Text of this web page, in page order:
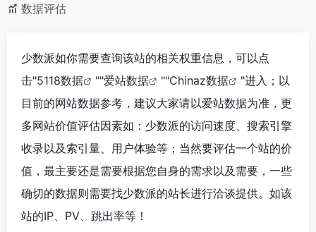
数据评估
少数派如你需要查询该站的相关权重信息，可以点
击"5118数据 ""爱站数据 ""Chinaz数据
"进入；以
目前的网站数据参考，建议大家请以爱站数据为准，更
多网站价值评估因素如：少数派的访问速度、搜索引擎
收录以及索引量、用户体验等；当然要评估一个站的价
值，最主要还是需要根据您自身的需求以及需要，一些
确切的数据则需要找少数派的站长进行洽谈提供。如该
站的IP、PV、跳出率等！